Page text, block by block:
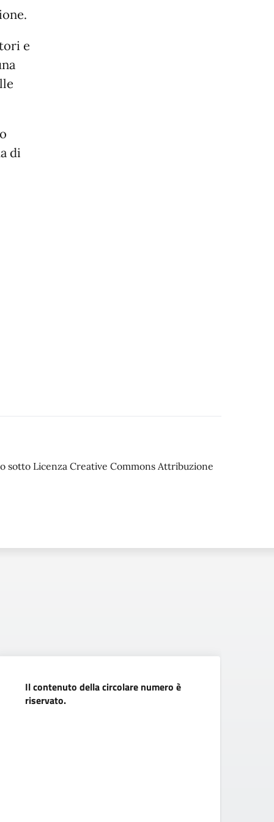
e
di
sotto Licenza Creative Commons Attribuzione
Il contenuto della circolare numero è
riservato.